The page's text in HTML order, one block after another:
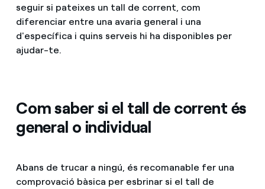
seguir si pateixes un tall de corrent, com
diferenciar entre una avaria general i una
d'específica i quins serveis hi ha disponibles per
ajudar-te.
Com saber si el tall de corrent és
general o individual
Abans de trucar a ningú, és recomanable fer una
comprovació bàsica per esbrinar si el tall de